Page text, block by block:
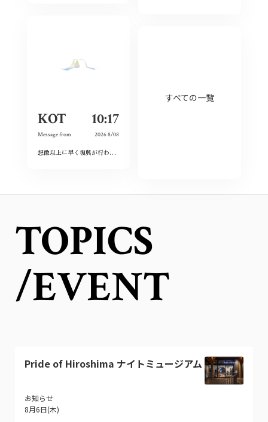
KOT 10:17
Message from 2026 8/08
想像以上に早く復興が行われており、その意識の高さに感動しました。私も平和をこれからも当たり前にするために出来ることをしていこうと思います。
すべての一覧
TOPICS
/EVENT
Pride of Hiroshima ナイトミュージアム
お知らせ
8月6日(木)